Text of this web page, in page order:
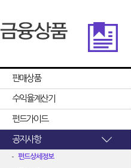
판매상품
수익율계산기
펀드가이드
공지사항
펀드상세정보